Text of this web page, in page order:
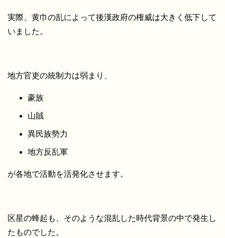
実際、黄巾の乱によって後漢政府の権威は大きく低下して
いました。
地方官吏の統制力は弱まり、
豪族
山賊
異民族勢力
地方反乱軍
が各地で活動を活発化させます。
区星の蜂起も、そのような混乱した時代背景の中で発生し
たものでした。